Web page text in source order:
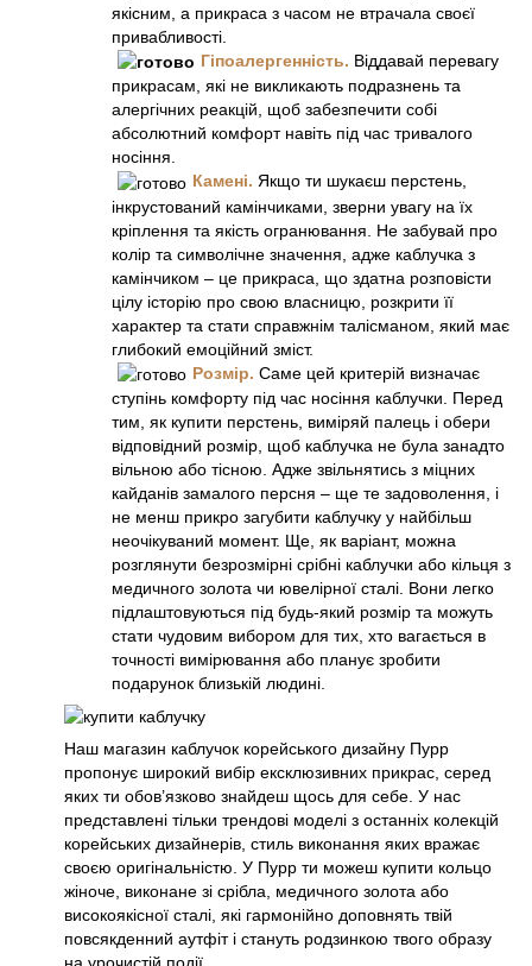
якісним, а прикраса з часом не втрачала своєї
привабливості.
Гіпоалергенність. Віддавай перевагу
прикрасам, які не викликають подразнень та
алергічних реакцій, щоб забезпечити собі
абсолютний комфорт навіть під час тривалого
носіння.
Камені. Якщо ти шукаєш перстень,
інкрустований камінчиками, зверни увагу на їх
кріплення та якість огранювання. Не забувай про
колір та символічне значення, адже каблучка з
камінчиком – це прикраса, що здатна розповісти
цілу історію про свою власницю, розкрити її
характер та стати справжнім талісманом, який має
глибокий емоційний зміст.
Розмір. Саме цей критерій визначає
ступінь комфорту під час носіння каблучки. Перед
тим, як купити перстень, виміряй палець і обери
відповідний розмір, щоб каблучка не була занадто
вільною або тісною. Адже звільнятись з міцних
кайданів замалого персня – ще те задоволення, і
не менш прикро загубити каблучку у найбільш
неочікуваний момент. Ще, як варіант, можна
розглянути безрозмірні срібні каблучки або кільця з
медичного золота чи ювелірної сталі. Вони легко
підлаштовуються під будь-який розмір та можуть
стати чудовим вибором для тих, хто вагається в
точності вимірювання або планує зробити
подарунок близькій людині.
Наш магазин каблучок корейського дизайну Пурр
пропонує широкий вибір ексклюзивних прикрас, серед
яких ти обов’язково знайдеш щось для себе. У нас
представлені тільки трендові моделі з останніх колекцій
корейських дизайнерів, стиль виконання яких вражає
своєю оригінальністю. У Пурр ти можеш купити кольцо
жіноче, виконане зі срібла, медичного золота або
високоякісної сталі, які гармонійно доповнять твій
повсякденний аутфіт і стануть родзинкою твого образу